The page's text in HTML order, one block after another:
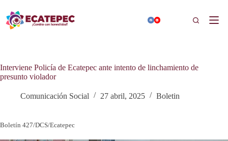
contenido
Buscar
Interviene Policía de Ecatepec ante intento de linchamiento de
presunto violador
Comunicación Social 27 abril, 2025 Boletin
Boletín 427/DCS/Ecatepec